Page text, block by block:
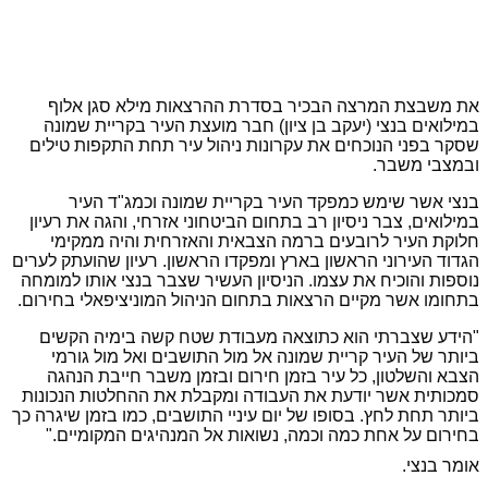
את משבצת המרצה הבכיר בסדרת ההרצאות מילא סגן אלוף
במילואים בנצי (יעקב בן ציון) חבר מועצת העיר בקריית שמונה
שסקר בפני הנוכחים את עקרונות ניהול עיר תחת התקפות טילים
ובמצבי משבר.
בנצי אשר שימש כמפקד העיר בקריית שמונה וכמג"ד העיר
במילואים, צבר ניסיון רב בתחום הביטחוני אזרחי, והגה את רעיון
חלוקת העיר לרובעים ברמה הצבאית והאזרחית והיה ממקימי
הגדוד העירוני הראשון בארץ ומפקדו הראשון. רעיון שהועתק לערים
נוספות והוכיח את עצמו. הניסיון העשיר שצבר בנצי אותו למומחה
בתחומו אשר מקיים הרצאות בתחום הניהול המוניציפאלי בחירום.
"הידע שצברתי הוא כתוצאה מעבודת שטח קשה בימיה הקשים
ביותר של העיר קריית שמונה אל מול התושבים ואל מול גורמי
הצבא והשלטון, כל עיר בזמן חירום ובזמן משבר חייבת הנהגה
סמכותית אשר יודעת את העבודה ומקבלת את ההחלטות הנכונות
ביותר תחת לחץ. בסופו של יום עיניי התושבים, כמו בזמן שיגרה כך
בחירום על אחת כמה וכמה, נשואות אל המנהיגים המקומיים."
אומר בנצי.